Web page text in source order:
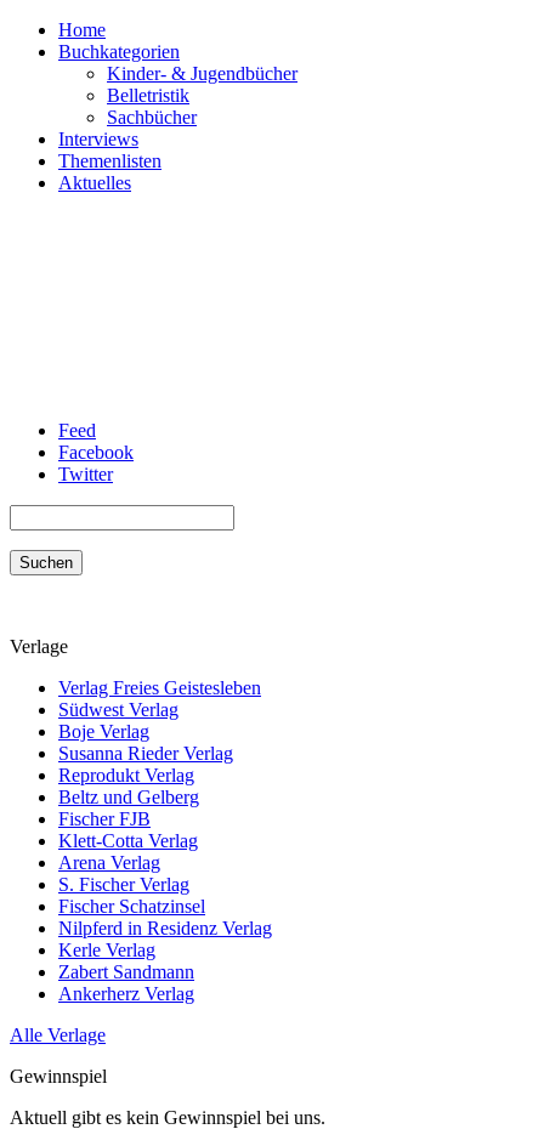
Home
Buchkategorien
Kinder- & Jugendbücher
Belletristik
Sachbücher
Interviews
Themenlisten
Aktuelles
Feed
Facebook
Twitter
Suchen
Verlage
Verlag Freies Geistesleben
Südwest Verlag
Boje Verlag
Susanna Rieder Verlag
Reprodukt Verlag
Beltz und Gelberg
Fischer FJB
Klett-Cotta Verlag
Arena Verlag
S. Fischer Verlag
Fischer Schatzinsel
Nilpferd in Residenz Verlag
Kerle Verlag
Zabert Sandmann
Ankerherz Verlag
Alle Verlage
Gewinnspiel
Aktuell gibt es kein Gewinnspiel bei uns.